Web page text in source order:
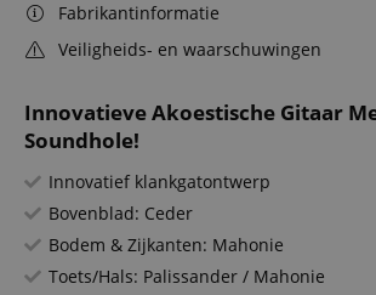
Innovatieve Akoestische Gitaar
Soundhole!
Innovatief klankgatontwerp
Bovenblad: Ceder
Bodem & Zijkanten: Mahonie
Toets/Hals: Palissander / Mahonie
Fabrikantinformatie
Veiligheids- en waarschuwingen